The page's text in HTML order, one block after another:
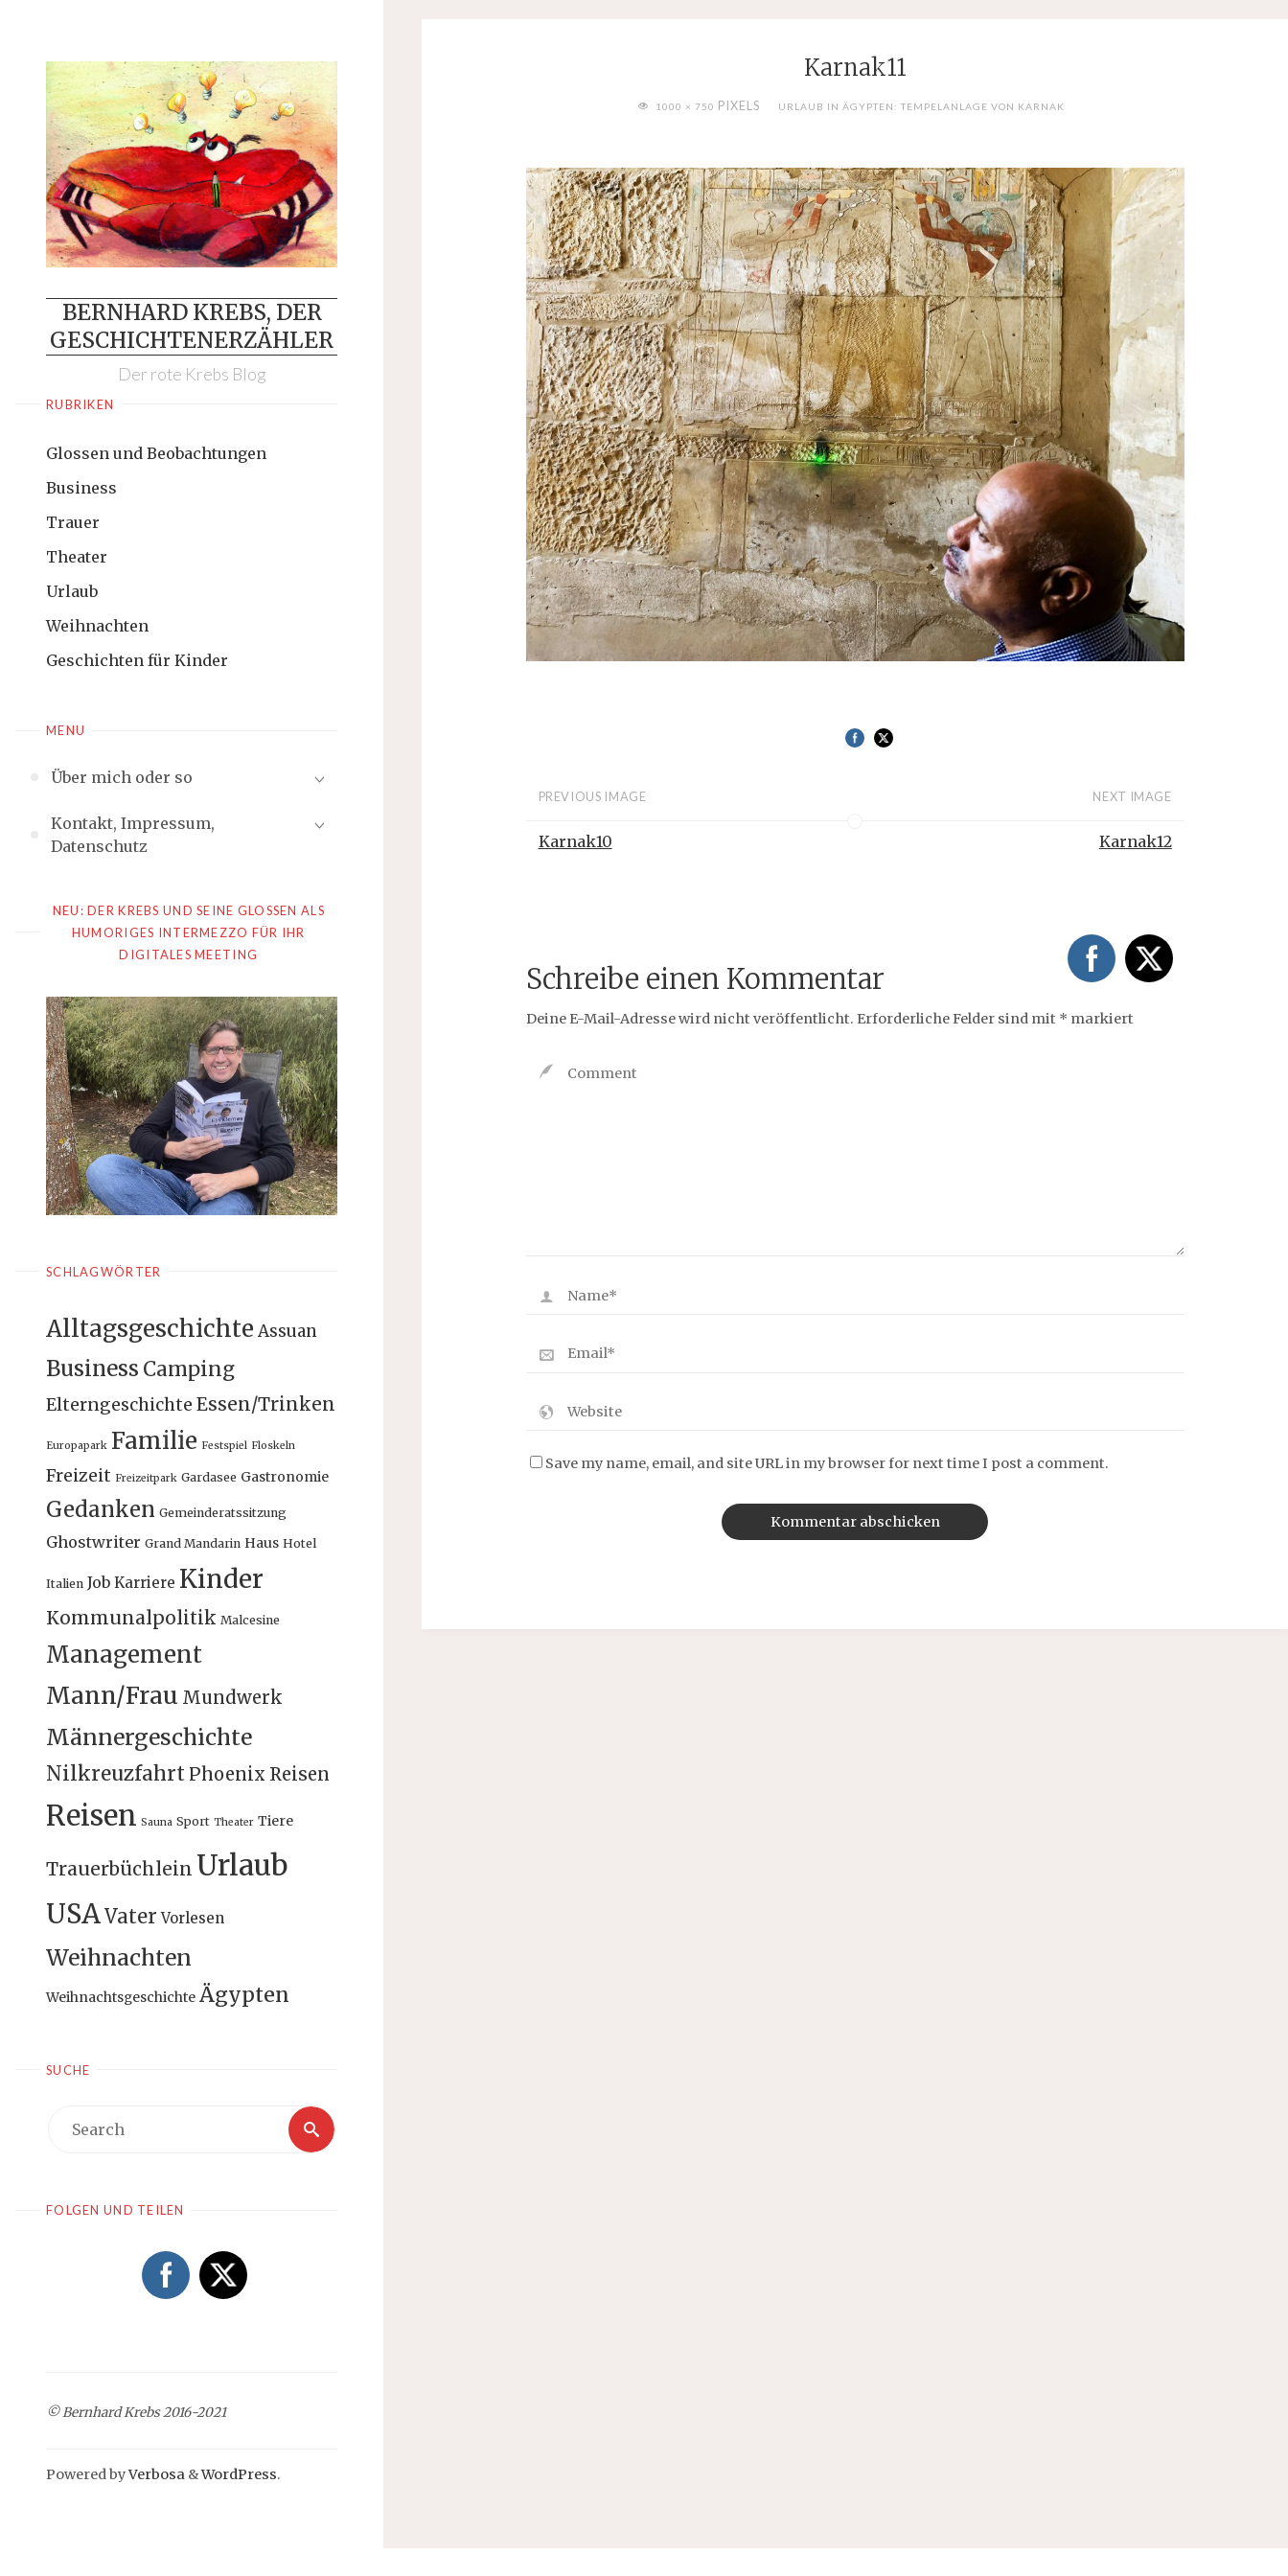
content
BERNHARD KREBS, DER
GESCHICHTENERZÄHLER
Der rote Krebs Blog
RUBRIKEN
Glossen und Beobachtungen
Business
Trauer
Theater
Urlaub
Weihnachten
Geschichten für Kinder
MENU
Über mich oder so
Kontakt, Impressum,
Datenschutz
NEU: DER KREBS UND SEINE GLOSSEN ALS
HUMORIGES INTERMEZZO FÜR IHR
DIGITALES MEETING
SCHLAGWÖRTER
Alltagsgeschichte Assuan
Business Camping
Elterngeschichte Essen/Trinken
Europapark Familie Festspiel Floskeln
Freizeit Freizeitpark Gardasee Gastronomie
Gedanken Gemeinderatssitzung
Ghostwriter Grand Mandarin Haus Hotel
Italien Job Karriere Kinder
Kommunalpolitik Malcesine
Management
Mann/Frau Mundwerk
Männergeschichte
Nilkreuzfahrt Phoenix Reisen
Reisen Sauna Sport Theater Tiere
Trauerbüchlein Urlaub
USAVater Vorlesen
Weihnachten
Weihnachtsgeschichte Ägypten
SUCHE
Search
Search
FOLGEN UND TEILEN
© Bernhard Krebs 2016-2021
Powered byVerbosa &WordPress.
Karnak11
FULL1000 × 750 PIXELS URLAUB IN ÄGYPTEN: TEMPELANLAGE VON KARNAK
PREVIOUS IMAGE
Karnak10
NEXT IMAGE
Karnak12
Schreibe einen Kommentar
Deine E-Mail-Adresse wird nicht veröffentlicht. Erforderliche Felder sind mit * markiert
Save my name, email, and site URL in my browser for next time I post a comment.